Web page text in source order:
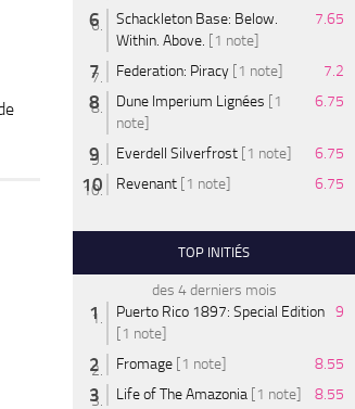
Schackleton Base: Below.
Within. Above. [1 note]
7.65
Federation: Piracy [1 note]
7.2
Dune Imperium Lignées [1
note]
6.75
Everdell Silverfrost [1 note]
6.75
Revenant [1 note] 6.75
TOP INITIÉS
des 4 derniers mois
Puerto Rico 1897: Special Edition
[1 note]
9
Fromage [1 note]
8.55
Life of The Amazonia [1 note]
8.55